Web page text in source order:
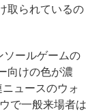
取られているの
ールゲームの
向けの色が濃
ュースのウォ
で一般来場者は